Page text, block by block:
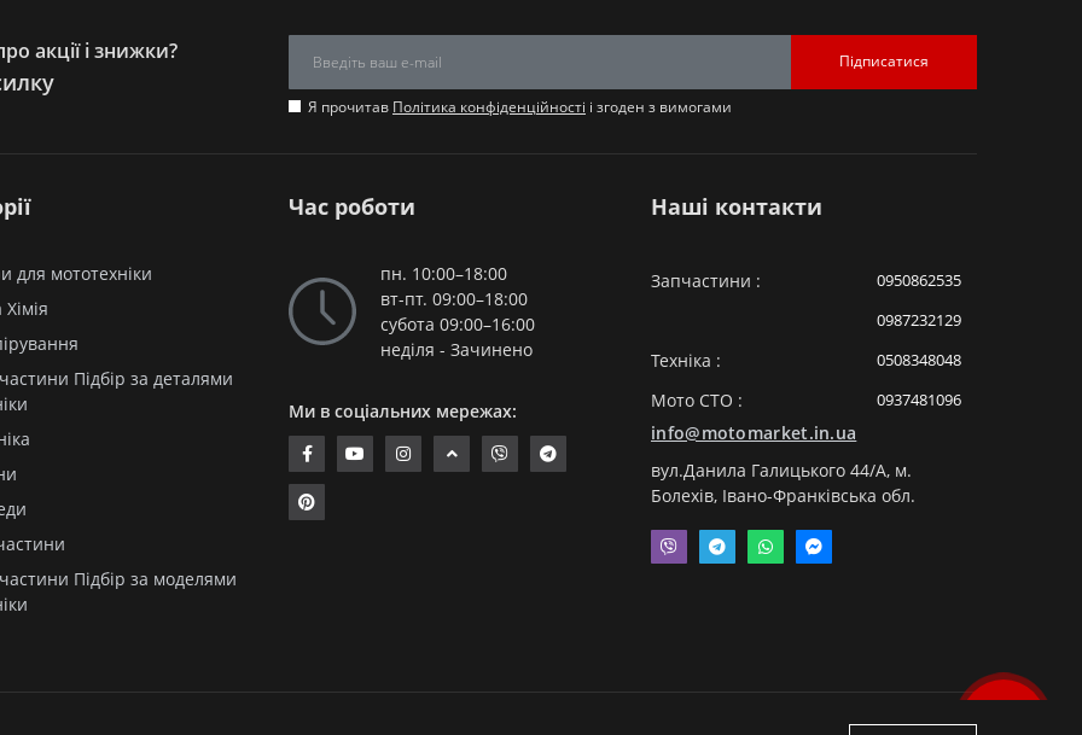
акції і знижки? Підписатися
Я прочитав Політика конфіденційності і згоден з вимогами
для мототехніки
Підбір за деталями
Підбір за моделями
Час роботи
пн. 10:00–18:00
вт-пт. 09:00–18:00
субота 09:00–16:00
неділя - Зачинено
Ми в соціальних мережах:
Наші контакти
Запчастини :
0950862535
0987232129
Техніка : 0508348048
Мото СТО : 0937481096
info@motomarket.in.ua
вул.Данила Галицького 44/A, м.
Болехів, Івано-Франківська обл.